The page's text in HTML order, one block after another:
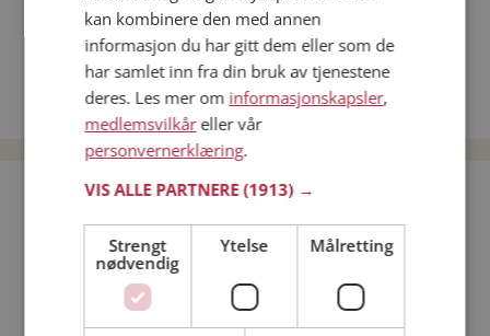
Andre single fra Tønsberg
Kvinner fra Tønsberg
Date kvinner i Norge
Date menn i Norge
Bli medlem gratis!
Jeg er en:
kan kombinere den med annen
informasjon du har gitt dem eller som de
har samlet inn fra din bruk av tjenestene
deres. Les mer om informasjonskapsler,
medlemsvilkåreller vår
personvernerklæring.
VIS ALLE PARTNERE(1913) →
Strengt
nødvendig
Ytelse Målretting